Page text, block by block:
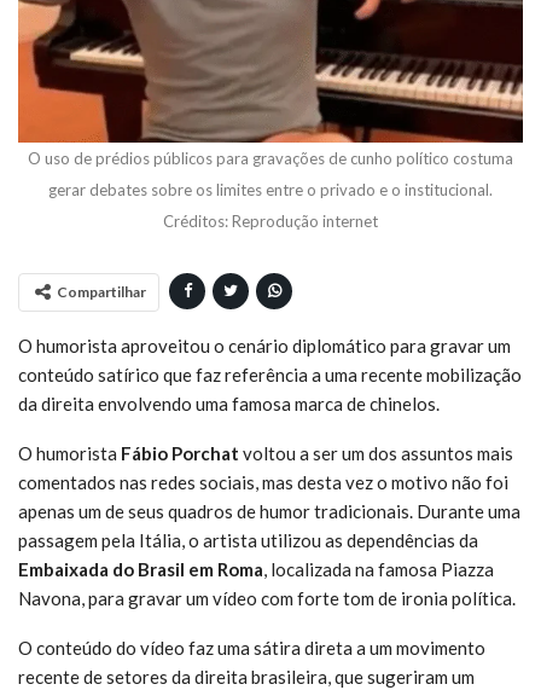
O uso de prédios públicos para gravações de cunho político costuma
gerar debates sobre os limites entre o privado e o institucional.
Créditos: Reprodução internet
Compartilhar
O humorista aproveitou o cenário diplomático para gravar um
conteúdo satírico que faz referência a uma recente mobilização
da direita envolvendo uma famosa marca de chinelos.
O humorista Fábio Porchat voltou a ser um dos assuntos mais
comentados nas redes sociais, mas desta vez o motivo não foi
apenas um de seus quadros de humor tradicionais. Durante uma
passagem pela Itália, o artista utilizou as dependências da
Embaixada do Brasil em Roma, localizada na famosa Piazza
Navona, para gravar um vídeo com forte tom de ironia política.
O conteúdo do vídeo faz uma sátira direta a um movimento
recente de setores da direita brasileira, que sugeriram um